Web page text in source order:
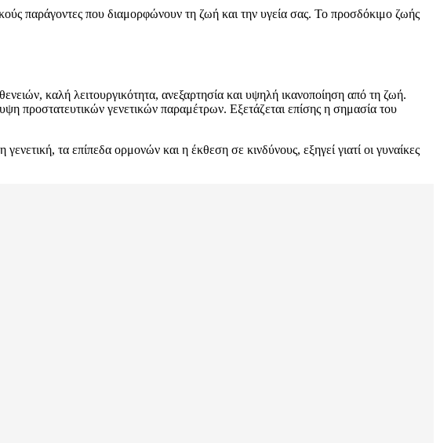
παράγοντες που διαμορφώνουν τη ζωή και την υγεία σας. Το προσδόκιμο ζωής
καλή λειτουργικότητα, ανεξαρτησία και υψηλή ικανοποίηση από τη ζωή.
προστατευτικών γενετικών παραμέτρων. Εξετάζεται επίσης η σημασία του
τα επίπεδα ορμονών και η έκθεση σε κινδύνους, εξηγεί γιατί οι γυναίκες